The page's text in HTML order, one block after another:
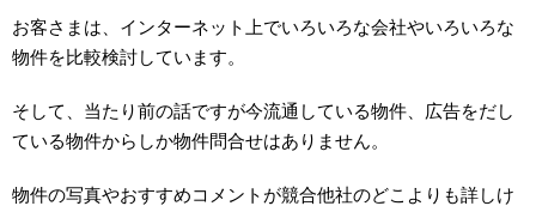
お客さまは、インターネット上でいろいろな会社やいろいろな
物件を比較検討しています。
そして、当たり前の話ですが今流通している物件、広告をだし
ている物件からしか物件問合せはありません。
物件の写真やおすすめコメントが競合他社のどこよりも詳しけ